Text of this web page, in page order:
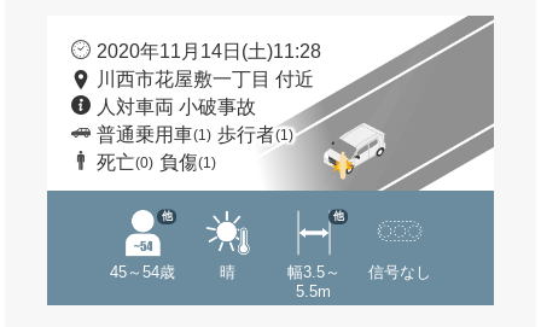
2020年11月14日(土)11:28
川西市花屋敷一丁目 付近
人対車両 小破事故
普通乗用車(1) 歩行者(1)
死亡(0) 負傷(1)
45～54歳
他
晴
幅3.5～
5.5m
他
信号なし